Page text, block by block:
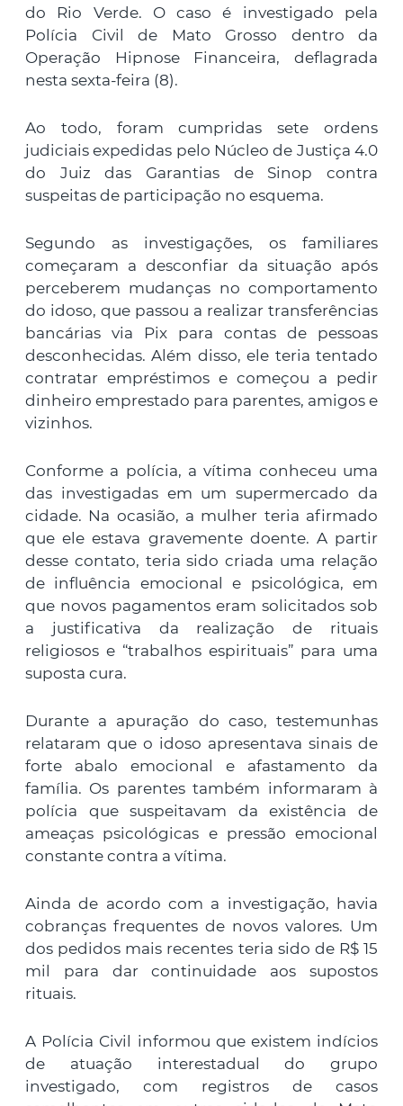
do Rio Verde. O caso é investigado pela
Polícia Civil de Mato Grosso dentro da
Operação Hipnose Financeira, deflagrada
nesta sexta-feira (8).
Ao todo, foram cumpridas sete ordens
judiciais expedidas pelo Núcleo de Justiça 4.0
do Juiz das Garantias de Sinop contra
suspeitas de participação no esquema.
Segundo as investigações, os familiares
começaram a desconfiar da situação após
perceberem mudanças no comportamento
do idoso, que passou a realizar transferências
bancárias via Pix para contas de pessoas
desconhecidas. Além disso, ele teria tentado
contratar empréstimos e começou a pedir
dinheiro emprestado para parentes, amigos e
vizinhos.
Conforme a polícia, a vítima conheceu uma
das investigadas em um supermercado da
cidade. Na ocasião, a mulher teria afirmado
que ele estava gravemente doente. A partir
desse contato, teria sido criada uma relação
de influência emocional e psicológica, em
que novos pagamentos eram solicitados sob
a justificativa da realização de rituais
religiosos e “trabalhos espirituais” para uma
suposta cura.
Durante a apuração do caso, testemunhas
relataram que o idoso apresentava sinais de
forte abalo emocional e afastamento da
família. Os parentes também informaram à
polícia que suspeitavam da existência de
ameaças psicológicas e pressão emocional
constante contra a vítima.
Ainda de acordo com a investigação, havia
cobranças frequentes de novos valores. Um
dos pedidos mais recentes teria sido de R$ 15
mil para dar continuidade aos supostos
rituais.
A Polícia Civil informou que existem indícios
de atuação interestadual do grupo
investigado, com registros de casos